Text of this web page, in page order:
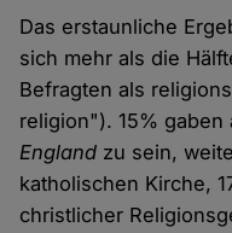
Das erstaunliche
sich mehr als die
Befragten als
religion"). 15%
England zu sein,
katholischen Kirche,
christlicher